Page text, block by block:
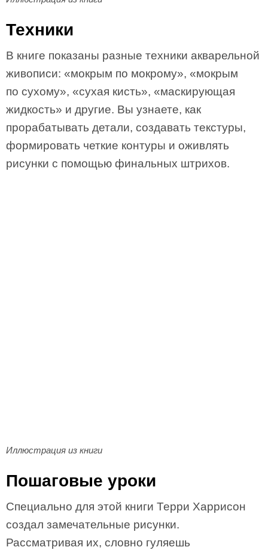
Техники
В книге показаны разные техники акварельной
живописи: «мокрым по мокрому», «мокрым
по сухому», «сухая кисть», «маскирующая
жидкость» и другие. Вы узнаете, как
прорабатывать детали, создавать текстуры,
формировать четкие контуры и оживлять
рисунки с помощью финальных штрихов.
Иллюстрация из книги
Пошаговые уроки
Специально для этой книги Терри Харрисон
создал замечательные рисунки.
Рассматривая их, словно гуляешь